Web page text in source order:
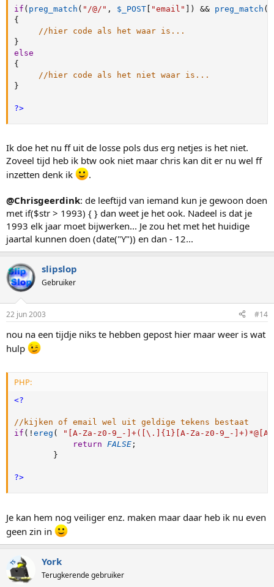
if ( preg_match ( "/@/" , $_POST [ "email" ] ) && preg_match (
{
//hier code als het waar is...
}
else
{
//hier code als het niet waar is...
}
?>
Ik doe het nu ff uit de losse pols dus erg netjes is het niet.
Zoveel tijd heb ik btw ook niet maar chris kan dit er nu wel ff
inzetten denk ik
.
@Chrisgeerdink: de leeftijd van iemand kun je gewoon doen
met if($str > 1993) { } dan weet je het ook. Nadeel is dat je
1993 elk jaar moet bijwerken... Je zou het met het huidige
jaartal kunnen doen (date("Y")) en dan - 12...
slipslop
Gebruiker
22 jun 2003 #14
nou na een tijdje niks te hebben gepost hier maar weer is wat
hulp
PHP:
<?
//kijken of email wel uit geldige tekens bestaat
if ( ! ereg (
"[A-Za-z0-9_-]+([\.]{1}[A-Za-z0-9_-
return FALSE ;
}
?>
Je kan hem nog veiliger enz. maken maar daar heb ik nu even
geen zin in
TS York
Terugkerende gebruiker